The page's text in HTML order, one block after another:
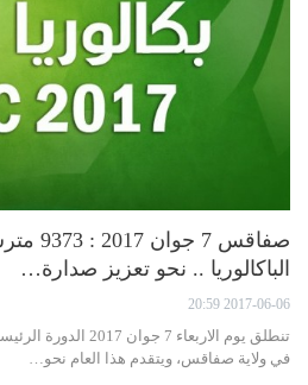
صفاقس
الباكالوريا .. نحو تعزيز صدارة…
2017-06-06 20:59
في ولاية صفاقس، ويتقدم هذا العام نحو…